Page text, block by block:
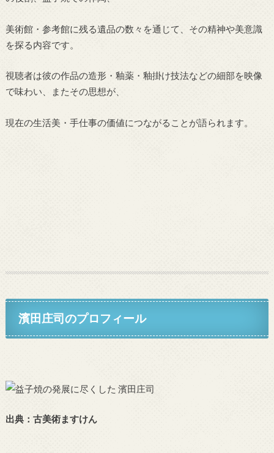
美術館・参考館に残る遺品の数々を通じて、その精神や美意識
を探る内容です。
視聴者は彼の作品の造形・釉薬・釉掛け技法などの細部を映像
で味わい、またその思想が、
現在の生活美・手仕事の価値につながることが語られます。
濱田庄司のプロフィール
出典：古美術ますけん